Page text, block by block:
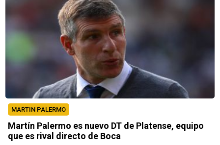
MARTIN PALERMO
Martín Palermo es nuevo DT de Platense, equipo
que es rival directo de Boca